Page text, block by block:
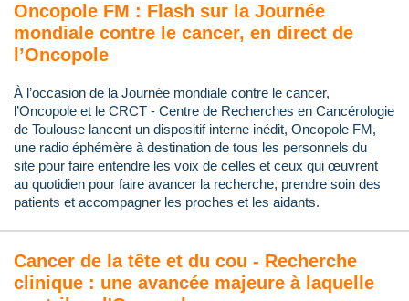
Oncopole FM : Flash sur la Journée
mondiale contre le cancer, en direct de
l’Oncopole
À l’occasion de la Journée mondiale contre le cancer,
l’Oncopole et le CRCT - Centre de Recherches en Cancérologie
de Toulouse lancent un dispositif interne inédit, Oncopole FM,
une radio éphémère à destination de tous les personnels du
site pour faire entendre les voix de celles et ceux qui œuvrent
au quotidien pour faire avancer la recherche, prendre soin des
patients et accompagner les proches et les aidants.
Cancer de la tête et du cou - Recherche
clinique : une avancée majeure à laquelle